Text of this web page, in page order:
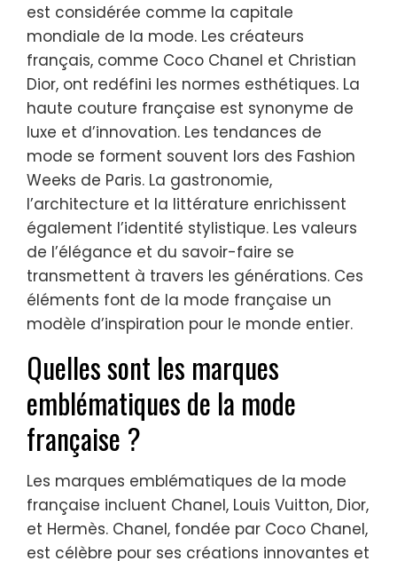
est considérée comme la capitale
mondiale de la mode. Les créateurs
français, comme Coco Chanel et Christian
Dior, ont redéfini les normes esthétiques. La
haute couture française est synonyme de
luxe et d’innovation. Les tendances de
mode se forment souvent lors des Fashion
Weeks de Paris. La gastronomie,
l’architecture et la littérature enrichissent
également l’identité stylistique. Les valeurs
de l’élégance et du savoir-faire se
transmettent à travers les générations. Ces
éléments font de la mode française un
modèle d’inspiration pour le monde entier.
Quelles sont les marques
emblématiques de la mode
française ?
Les marques emblématiques de la mode
française incluent Chanel, Louis Vuitton, Dior,
et Hermès. Chanel, fondée par Coco Chanel,
est célèbre pour ses créations innovantes et